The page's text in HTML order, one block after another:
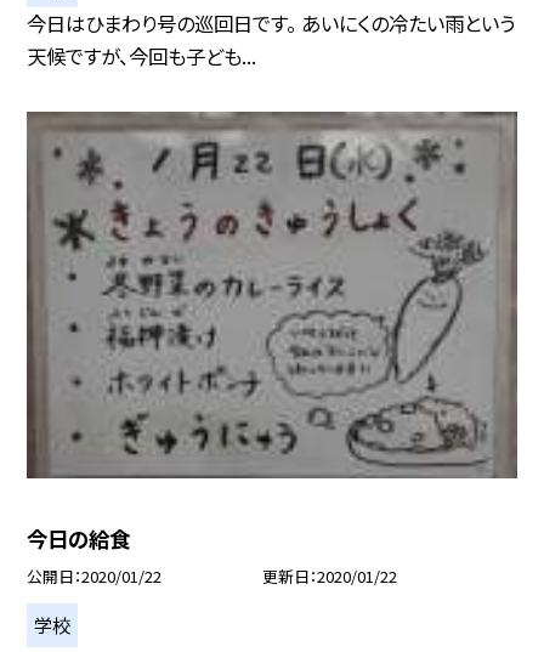
今日はひまわり号の巡回日です。 あいにくの冷たい雨という
天候ですが、今回も子ども...
今日の給食
公開日 2020/01/22 更新日 2020/01/22
学校